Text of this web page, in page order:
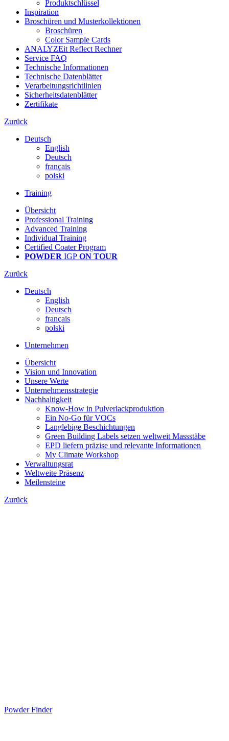
Produktschlüssel
Inspiration
Broschüren und Musterkollektionen
Broschüren
Color Sample Cards
ANALYZEit Reflect Rechner
Service FAQ
Technische Informationen
Technische Datenblätter
Verarbeitungsrichtlinien
Sicherheitsdatenblätter
Zertifikate
Zurück
Deutsch
English
Deutsch
français
polski
Training
Übersicht
Professional Training
Advanced Training
Individual Training
Certified Coater Program
POWDER IGP ON TOUR
Zurück
Deutsch
English
Deutsch
français
polski
Unternehmen
Übersicht
Vision und Innovation
Unsere Werte
Unternehmensstrategie
Nachhaltigkeit
Know-How in Pulverlackproduktion
Ein No-Go für VOCs
Langlebige Beschichtungen
Green Building Labels setzen weltweit Massstäbe
EPD liefern präzise und relevante Informationen
My Climate Workshop
Verwaltungsrat
Weltweite Präsenz
Meilensteine
Zurück
Powder Finder